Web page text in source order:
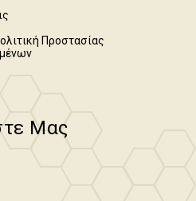
Προστασίας
Μας